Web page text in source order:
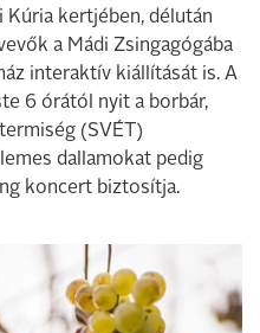
Kúria kertjében, délután
a Mádi Zsingagógába
interaktív kiállítását is. A
6 órától nyit a borbár,
(SVÉT)
dallamokat pedig
koncert biztosítja.